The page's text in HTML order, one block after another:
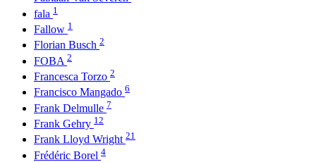
fala 1
Fallow 1
Florian Busch 2
FOBA 2
Francesca Torzo 2
Francisco Mangado 6
Frank Delmulle 7
Frank Gehry 12
Frank Lloyd Wright 21
Frédéric Borel 4